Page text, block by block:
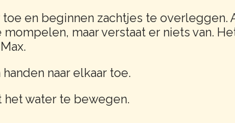
toe en beginnen zachtjes te overleggen.
mompelen, maar verstaat er niets van.
naar elkaar toe.
het water te bewegen.